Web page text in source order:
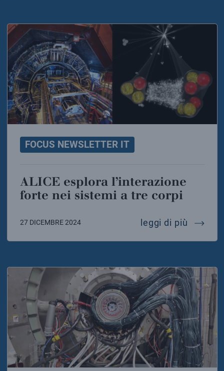
FOCUS NEWSLETTER IT
ALICE esplora l’interazione
forte nei sistemi a tre corpi
27 DICEMBRE 2024 leggi di più alice